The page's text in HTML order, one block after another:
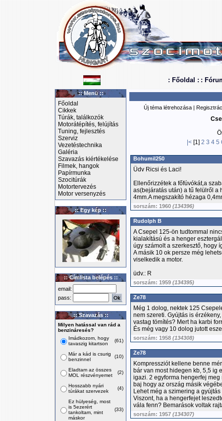
: Főoldal : :
:: Menü ::
Főoldal
Cikkek
Túrák, találkozók
Motorátépítés, felújítás
Tuning, fejlesztés
Szerviz
Vezetéstechnika
Galéria
Szavazás kiértékelése
Filmek, hangok
Papírmunka
Szocitúrák
Motortervezés
Motor versenyzés
:: Egy kép ::
:: Címlista belépés ::
email:
pass:
:: Szavazás ::
Milyen hatással van rád a
benzináresés?
Imádkozom, hogy
tavaszig kitartson
(61)
Már a kád is csurig
benzinnel
(10)
Eladtam az összes
MOL részvényemet
(2)
Hosszabb nyári
túrákat szervezek
(4)
Ez hülyeség, most
is 5ezerért
tankoltam, mint
máskor
(33)
Új téma létrehozása |
|<[1] 2 3 4 5
Bohumil250
Üdv Ricsi és Laci!
Ellenőrizzétek a főfúvókát,a
as(bejáratás után) a tű felülről a
4mm.A megszakító hézaga
sorszám: 1960 (134396)
Rudolph B
A Csepel 125-ön tudtommal
kialakítású és a henger
úgy számolt a szerkesztő, hogy
A másik 10 ok persze még
viselkedik a motor.
üdv.: R
sorszám: 1959 (134395)
Ze78
Még 1 dolog, nektek 125
nem szereti. Gyújtás is
vastag tömítés? Mert ha karbi
És még vagy 10 dolog jutott
sorszám: 1958 (134308)
Ze78
Kompressziót kellene benne
bár van most hidegen kb, 5,5 ig
igazi. 2 egyforma hengerfej
baj hogy az ország másik
Lehet még a szimering a
Viszont, ha a hengerfejet
vála fenn? Bemarások voltak
sorszám: 1957 (134307)